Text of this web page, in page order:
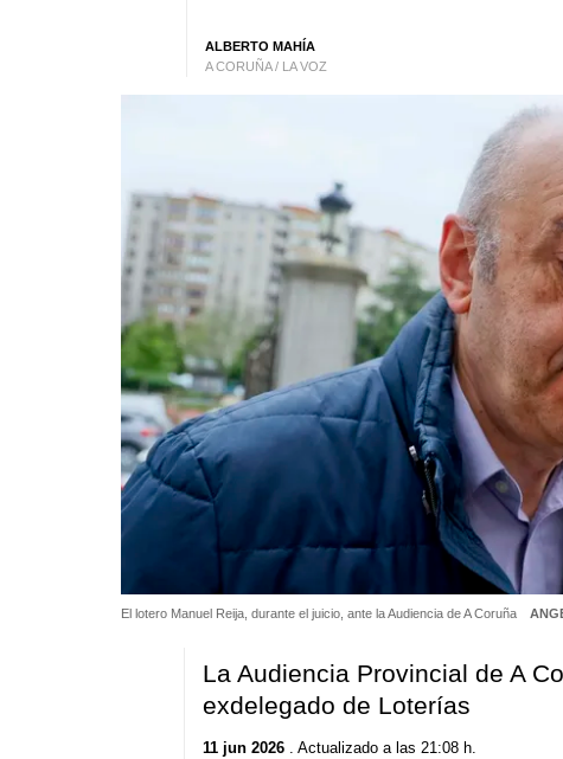
ALBERTO MAHÍA
A CORUÑA / LA VOZ
El lotero Manuel Reija, durante el juicio, ante la Audiencia de A Coruña
La Audiencia Provincial de A
exdelegado de Loterías
11 jun 2026. Actualizado a las 21:08 h.